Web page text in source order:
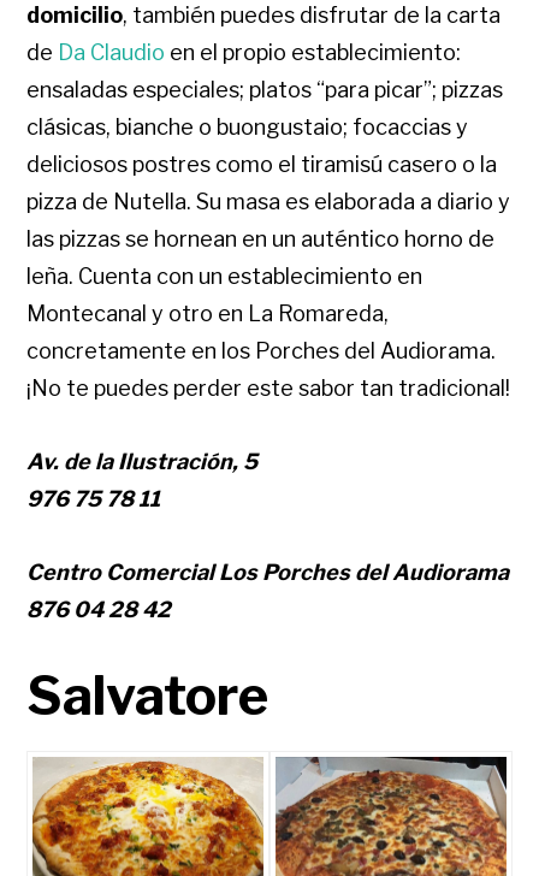
domicilio, también puedes disfrutar de la carta
de Da Claudio en el propio establecimiento:
ensaladas especiales; platos “para picar”; pizzas
clásicas, bianche o buongustaio; focaccias y
deliciosos postres como el tiramisú casero o la
pizza de Nutella. Su masa es elaborada a diario y
las pizzas se hornean en un auténtico horno de
leña. Cuenta con un establecimiento en
Montecanal y otro en La Romareda,
concretamente en los Porches del Audiorama.
¡No te puedes perder este sabor tan tradicional!
Av. de la Ilustración, 5
976 75 78 11
Centro Comercial Los Porches del Audiorama
876 04 28 42
Salvatore